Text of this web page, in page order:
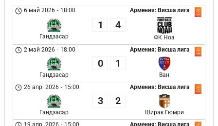
Армения: Висша лига
6 май 2026 - 18:00
Гандзасар
1 4
ФК Ноа
Армения: Висша лига
2 май 2026 - 18:00
Гандзасар
0 1
Ван
Армения: Висша лига
26 апр. 2026 - 15:00
Гандзасар
3 2
Ширак Гюмри
Армения: Висша лига
19 апр. 2026 - 15:00